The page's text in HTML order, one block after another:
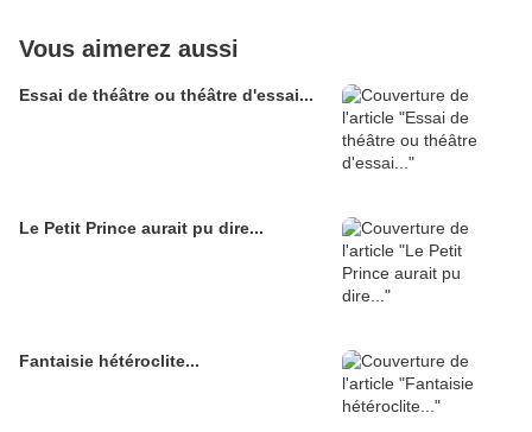
Vous aimerez aussi
Essai de théâtre ou théâtre d'essai...
Le Petit Prince aurait pu dire...
Fantaisie hétéroclite...